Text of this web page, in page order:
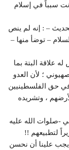
سبباً في إسلام
– : إنه لم ينص
– توضأ منها –
علاقة البتة بما
؛ لأن العدو
حق الفلسطينيين
، وتشريده
-صلوات الله عليه
لتطبيعهم !!
يجب علينا أن نحسن